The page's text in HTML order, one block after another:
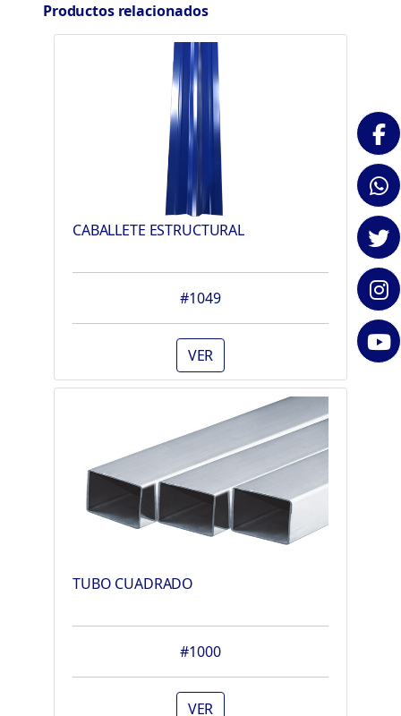
Productos relacionados
CABALLETE ESTRUCTURAL
#1049
VER
TUBO CUADRADO
#1000
VER